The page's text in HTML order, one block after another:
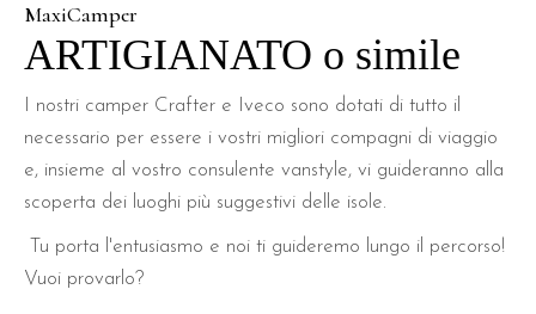
MaxiCamper
ARTIGIANATO o simile
I nostri camper Crafter e Iveco sono dotati di tutto il
necessario per essere i vostri migliori compagni di viaggio
e, insieme al vostro consulente vanstyle, vi guideranno alla
scoperta dei luoghi più suggestivi delle isole.
Tu porta l'entusiasmo e noi ti guideremo lungo il percorso!
Vuoi provarlo?